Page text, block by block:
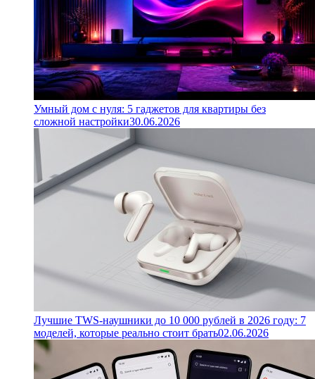
Умный дом с нуля: 5 гаджетов для квартиры без
сложной настройки30.06.2026
Лучшие TWS-наушники до 10 000 рублей в 2026 году: 7
моделей, которые реально стоит брать02.06.2026